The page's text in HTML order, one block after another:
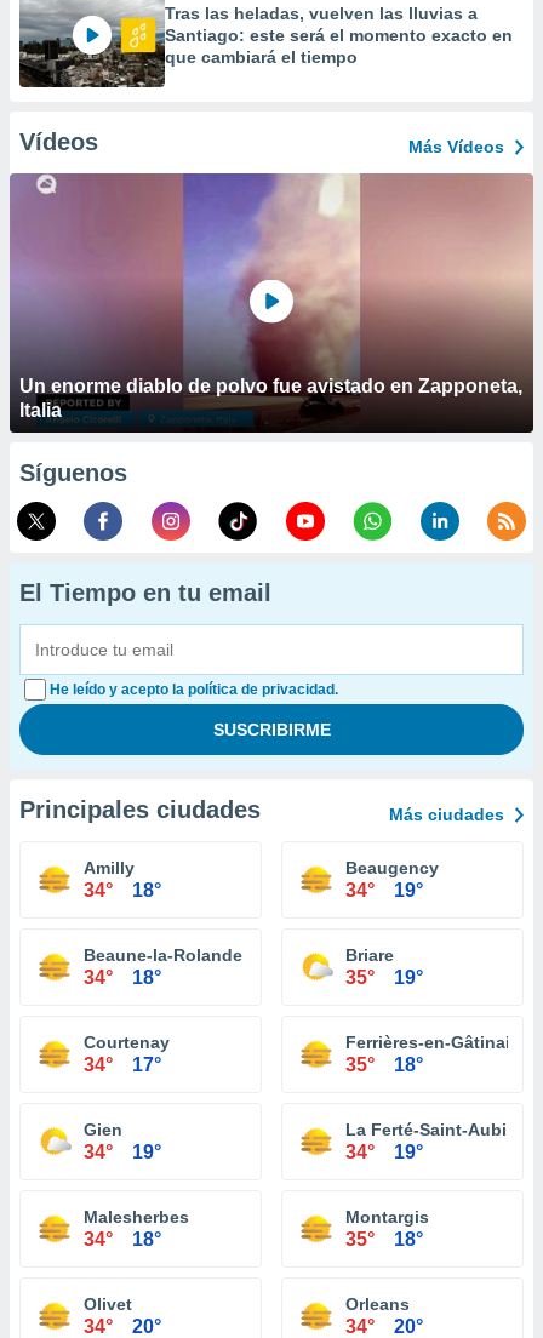
Tras las heladas, vuelven las lluvias a
Santiago: este será el momento exacto en
que cambiará el tiempo
Vídeos Más Vídeos
Un enorme diablo de polvo fue avistado en Zapponeta,
Italia
Síguenos
El Tiempo en tu email
He leído y acepto la política de privacidad.
Principales ciudades Más ciudades
Amilly
34° 18°
Beaugency
34° 19°
Beaune-la-Rolande
34° 18°
Briare
35° 19°
Courtenay
34° 17°
Ferrières-en-Gâtinais
35° 18°
Gien
34° 19°
La Ferté-Saint-Aubin
34° 19°
Malesherbes
34° 18°
Montargis
35° 18°
Olivet
34° 20°
Orleans
34° 20°